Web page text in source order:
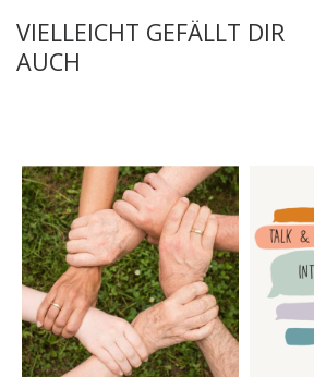
VIELLEICHT GEFÄLLT DIR
AUCH